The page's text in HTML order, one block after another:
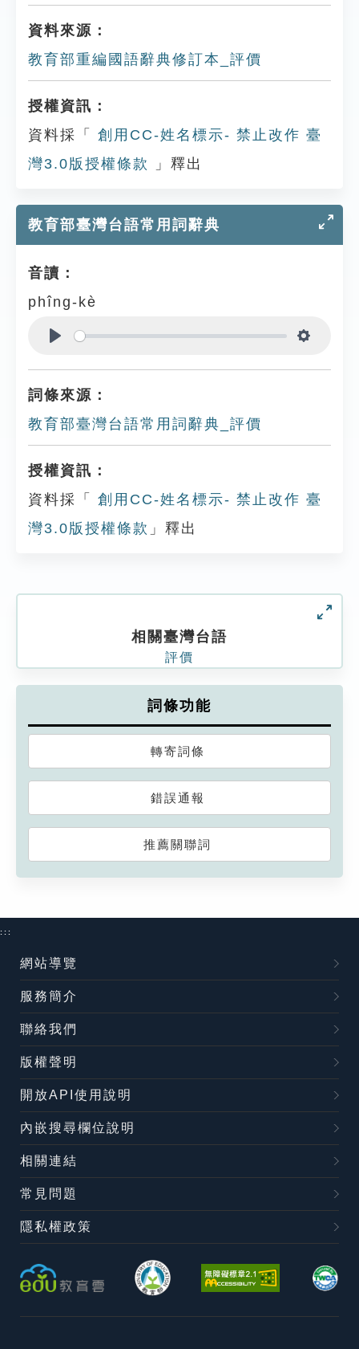
資料來源：
教育部重編國語辭典修訂本_評價
授權資訊：
資料採「
創用CC-姓名標示- 禁止改作 臺
灣3.0版授權條款
」釋出
教育部臺灣台語常用詞辭典
音讀：
phîng-kè
詞條來源：
教育部臺灣台語常用詞辭典_評價
授權資訊：
資料採「
創用CC-姓名標示- 禁止改作 臺
灣3.0版授權條款 」釋出
相關臺灣台語
評價
詞條功能
轉寄詞條
錯誤通報
推薦關聯詞
:::
網站導覽
服務簡介
聯絡我們
版權聲明
開放API使用說明
內嵌搜尋欄位說明
相關連結
常見問題
隱私權政策